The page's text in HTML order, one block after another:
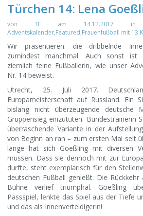
Türchen 14: Lena
von TE am 14.12.2017 in
Adventskalender,Featured,Frauenfußball mit 13
Wir präsentieren: die dribbelnde
zumindest manchmal. Auch sonst ist
ziemlich feine Fußballerin, wie unser
Nr. 14 beweist.
Utrecht, 25. Juli 2017.
Europameisterschaft auf Russland. Ein
bislang nicht überzeugende deutsche
Gruppensieg einzutüten. Bundestrainerin
überraschende Variante in der
von Beginn an ran – zum ersten Mal seit
lange hat sich Goeßling mit diversen
müssen. Dass sie dennoch mit zur
durfte, steht exemplarisch für den
deutschen Fußball genießt. Die
Bühne verlief triumphal. Goeßling
Passspiel, lenkte das Spiel aus der Tiefe
und das als Innenverteidigerin!